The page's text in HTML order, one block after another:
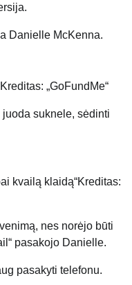
Kreditas: „GoFundMe“
kvailą klaidą“Kreditas:
nes norėjo būti
pasakojo Danielle.
pasakyti telefonu.